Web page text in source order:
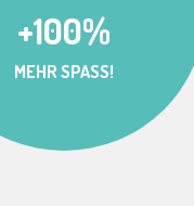
+100%
MEHR SPASS!